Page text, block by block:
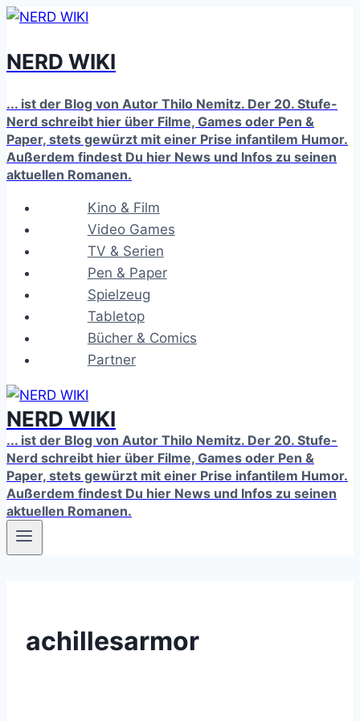
Zum
springen
NERD WIKI
... ist der Blog von Autor Thilo Nemitz. Der 20. Stufe-
Nerd schreibt hier über Filme, Games oder Pen &
Paper, stets gewürzt mit einer Prise infantilem Humor.
Außerdem findest Du hier News und Infos zu seinen
aktuellen Romanen.
Kino & Film
Video Games
TV & Serien
Pen & Paper
Spielzeug
Tabletop
Bücher & Comics
Partner
NERD WIKI
... ist der Blog von Autor Thilo Nemitz. Der 20. Stufe-
Nerd schreibt hier über Filme, Games oder Pen &
Paper, stets gewürzt mit einer Prise infantilem Humor.
Außerdem findest Du hier News und Infos zu seinen
aktuellen Romanen.
achillesarmor